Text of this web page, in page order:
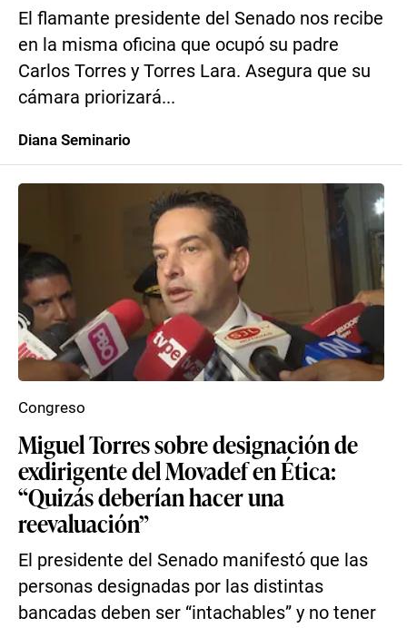
El flamante presidente del Senado nos recibe
en la misma oficina que ocupó su padre
Carlos Torres y Torres Lara. Asegura que su
cámara priorizará...
Diana Seminario
Miguel Torres sobre designación de
exdirigente del Movadef en Ética:
“Quizás deberían hacer una
reevaluación”
El presidente del Senado manifestó que las
personas designadas por las distintas
bancadas deben ser “intachables” y no tener
Congreso